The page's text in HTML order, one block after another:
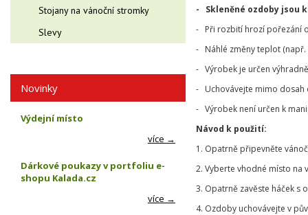
Stojany na vánoční stromky
Slevy
Novinky
Výdejní místo
více →
Dárkové poukazy v portfoliu e-
shopu Kalada.cz
více →
- Skleněné ozdoby jsou
- Při rozbití hrozí pořezání
- Náhlé změny teplot (např.
- Výrobek je určen
- Uchovávejte mimo dosah
- Výrobek není určen k
Návod k použití:
1. Opatrně připevněte
2. Vyberte vhodné místo na
3. Opatrně zavěste háček s
4. Ozdoby uchovávejte v